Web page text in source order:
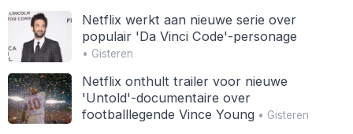
Netflix werkt aan nieuwe serie over
populair 'Da Vinci Code'-personage
• Gisteren
Netflix onthult trailer voor nieuwe
'Untold'-documentaire over
footballlegende Vince Young• Gisteren